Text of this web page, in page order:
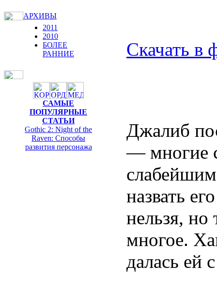
АРХИВЫ
2011
2010
БОЛЕЕ
РАННИЕ
САМЫЕ
ПОПУЛЯРНЫЕ
СТАТЬИ
Gothic 2: Night of the
Raven: Способы
развития персонажа
Скачать в
Джалиб
— многие
назвать
нельзя,
многое.
далась ей